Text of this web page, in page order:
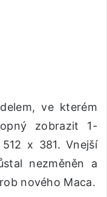
ve kterém
zobrazit 1-
x 381. Vnejší
nezměněn a
nového Maca.